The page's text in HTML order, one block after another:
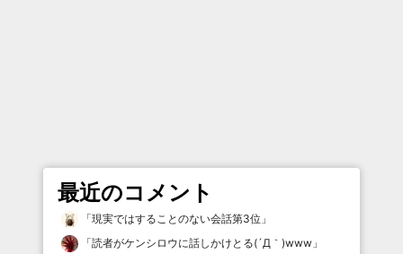
最近のコメント
「現実ではすることのない会話第3位 」
「読者がケンシロウに話しかけとる(´Д｀)www 」